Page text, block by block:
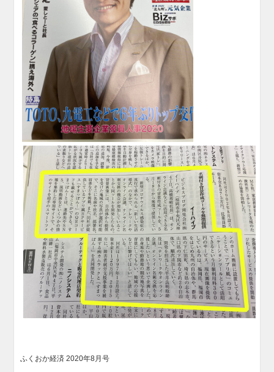
ふくおか経済 2020年8月号